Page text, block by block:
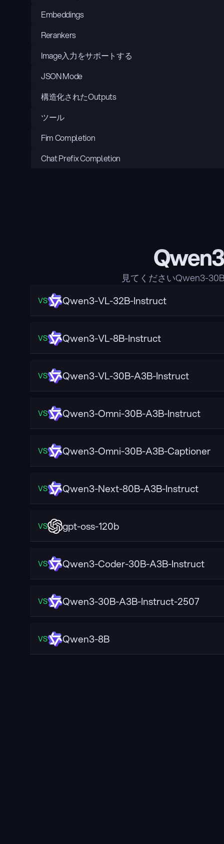
Embeddings
Rerankers
Image入力をサポートする
JSON Mode
構造化されたOutputs
ツール
Fim Completion
Chat Prefix Completion
見てくださいQwen3-
VS Qwen3-VL-32B-Instruct
VS Qwen3-VL-8B-Instruct
VS Qwen3-VL-30B-A3B-Instruct
VS Qwen3-Omni-30B-A3B-Instruct
VS Qwen3-Omni-30B-A3B-Captioner
VS Qwen3-Next-80B-A3B-Instruct
VS gpt-oss-120b
VS Qwen3-Coder-30B-A3B-Instruct
VS Qwen3-30B-A3B-Instruct-2507
VS Qwen3-8B